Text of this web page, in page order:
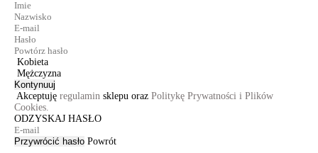
Kobieta
Mężczyzna
Kontynuuj
Akceptuję regulamin sklepu oraz Politykę Prywatności i Plików
Cookies.
ODZYSKAJ HASŁO
Przywrócić hasło Powrót